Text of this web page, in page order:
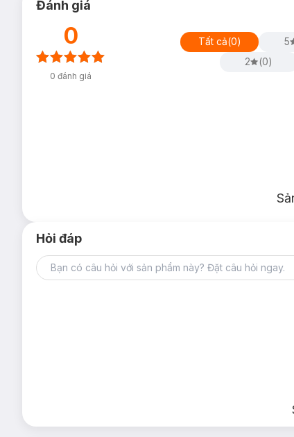
* Thích hợp cho nhân viên văn phòng và các học
* Tiện dụng với thiết kế gương trang điểm to, dễ dàng
* Thời trang bởi những tông màu đa dạng kết hợp
Khoáng chất được tinh luyện thành công thức phấn phủ
Đánh giá
0
0 đánh giá
Tất cả(0) 5
2
(0)
Hỏi đáp